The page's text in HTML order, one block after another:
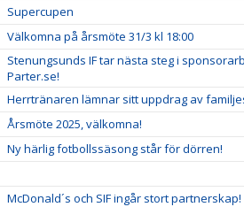
Supercupen
Välkomna på årsmöte 31/3 kl 18:00
Stenungsunds IF tar nästa steg i
Parter.se!
Herrtränaren lämnar sitt uppdrag av
Årsmöte 2025, välkomna!
Ny härlig fotbollssäsong står för dörren!
McDonald´s och SIF ingår stort partnerskap!